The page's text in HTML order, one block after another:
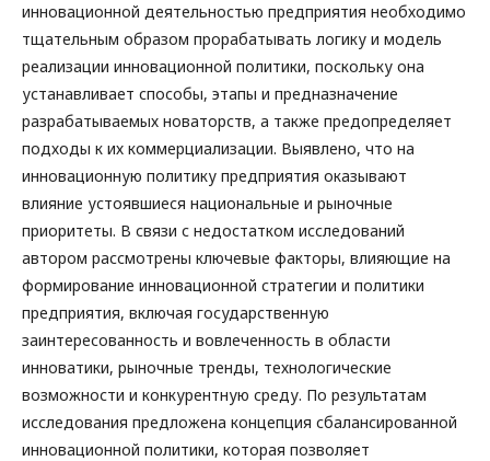
инновационной деятельностью предприятия необходимо
тщательным образом прорабатывать логику и модель
реализации инновационной политики, поскольку она
устанавливает способы, этапы и предназначение
разрабатываемых новаторств, а также предопределяет
подходы к их коммерциализации. Выявлено, что на
инновационную политику предприятия оказывают
влияние устоявшиеся национальные и рыночные
приоритеты. В связи с недостатком исследований
автором рассмотрены ключевые факторы, влияющие на
формирование инновационной стратегии и политики
предприятия, включая государственную
заинтересованность и вовлеченность в области
инноватики, рыночные тренды, технологические
возможности и конкурентную среду. По результатам
исследования предложена концепция сбалансированной
инновационной политики, которая позволяет